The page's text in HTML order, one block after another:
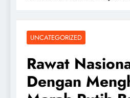
UNCATEGORIZED
Rawat
Dengan